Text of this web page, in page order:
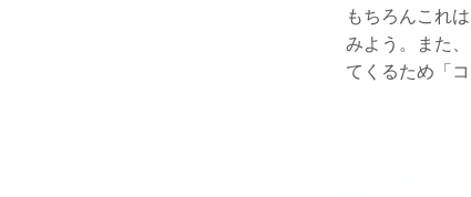
もちろんこれ
みよう。また
てくるため「